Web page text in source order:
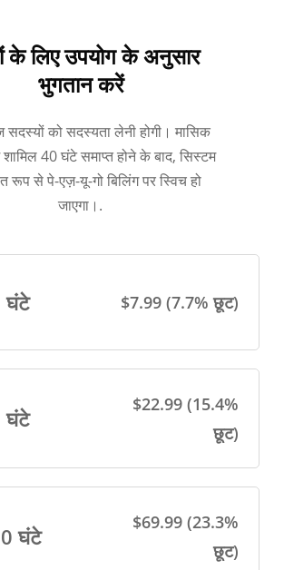
के लिए उपयोग के अनुसार
भुगतान करें
सदस्यों को सदस्यता लेनी होगी। मासिक
40 घंटे समाप्त होने के बाद, सिस्टम
रूप से पे-एज़-यू-गो बिलिंग पर स्विच हो
जाएगा।.
घंटे $7.99 (7.7% छूट)
घंटे
$22.99 (15.4%
छूट)
घंटे
$69.99 (23.3%
छूट)